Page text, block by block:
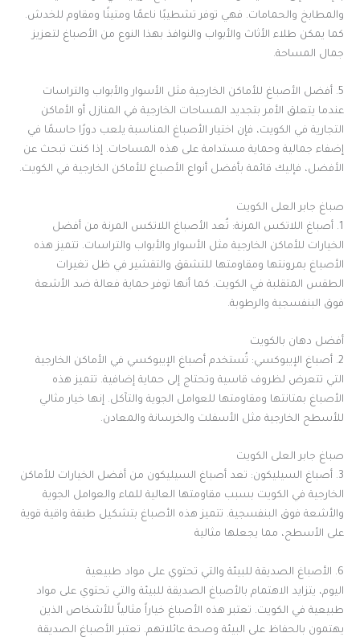
والمطابخ والحمامات. فهي توفر تشطيبًا ناعمًا ومتينًا ومقاوم للخدش.
كما يمكن طلاء الأثاث والأبواب والنوافذ بهذا النوع من الأصباغ لتعزيز
جمال المساحة.
5. أفضل الأصباغ للأماكن الخارجية مثل الأسوار والأبواب والتراسات
عندما يتعلق الأمر بتجديد المساحات الخارجية في المنازل أو الأماكن
التجارية في الكويت، فإن اختيار الأصباغ المناسبة يلعب دورًا حاسمًا في
إضفاء جمالية وحماية مستدامة على هذه المساحات. إذا كنت تبحث عن
الأفضل، فإليك قائمة بأفضل أنواع الأصباغ للأماكن الخارجية في الكويت.
صباغ جابر العلى الكويت
1. أصباغ اللاتكس المرنة: تُعد الأصباغ اللاتكس المرنة من أفضل
الخيارات للأماكن الخارجية مثل الأسوار والأبواب والتراسات. تتميز هذه
الأصباغ بمرونتها ومقاومتها للتشقق والتقشير في ظل تغيرات
الطقس المتقلبة في الكويت. كما أنها توفر حماية فعالة ضد الأشعة
فوق البنفسجية والرطوبة.
أفضل دهان بالكويت
2. أصباغ الإيبوكسي: تُستخدم أصباغ الإيبوكسي في الأماكن الخارجية
التي تتعرض لظروف قاسية وتحتاج إلى حماية إضافية. تتميز هذه
الأصباغ بمتانتها ومقاومتها للعوامل الجوية والتآكل. إنها خيار مثالي
للأسطح الخارجية مثل الأسفلت والخرسانة والمعادن.
صباغ جابر العلى الكويت
3. أصباغ السيليكون: تعد أصباغ السيليكون من أفضل الخيارات للأماكن
الخارجية في الكويت بسبب مقاومتها العالية للماء والعوامل الجوية
والأشعة فوق البنفسجية. تتميز هذه الأصباغ بتشكيل طبقة واقية قوية
على الأسطح، مما يجعلها مثالية
6. الأصباغ الصديقة للبيئة والتي تحتوي على مواد طبيعية
اليوم، يتزايد الاهتمام بالأصباغ الصديقة للبيئة والتي تحتوي على مواد
طبيعية في الكويت. تعتبر هذه الأصباغ خياراً مثالياً للأشخاص الذين
يهتمون بالحفاظ على البيئة وصحة عائلاتهم. تعتبر الأصباغ الصديقة